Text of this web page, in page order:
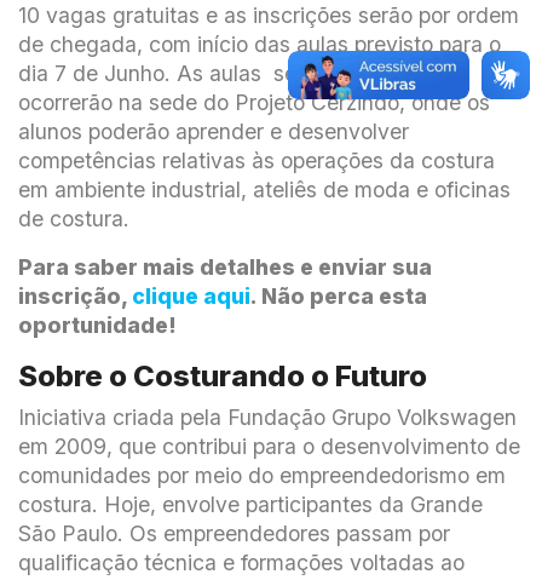
10 vagas gratuitas e as inscrições serão por ordem
de chegada, com início das aulas previsto para o
dia 7 de Junho. As aulas serão presenciais e
ocorrerão na sede do Projeto Cerzindo, onde os
alunos poderão aprender e desenvolver
competências relativas às operações da costura
em ambiente industrial, ateliês de moda e oficinas
de costura.
Para saber mais detalhes e enviar sua
inscrição, clique aqui. Não perca esta
oportunidade!
Sobre o Costurando o Futuro
Iniciativa criada pela Fundação Grupo Volkswagen
em 2009, que contribui para o desenvolvimento de
comunidades por meio do empreendedorismo em
costura. Hoje, envolve participantes da Grande
São Paulo. Os empreendedores passam por
qualificação técnica e formações voltadas ao